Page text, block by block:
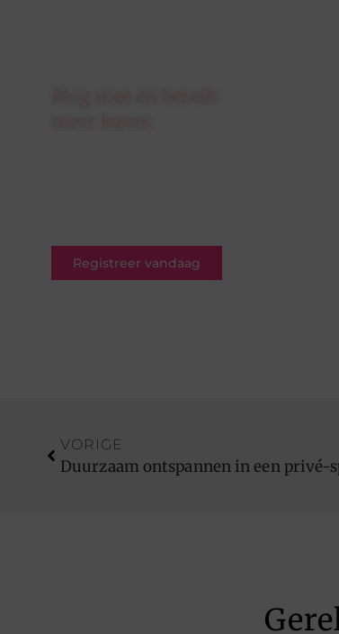
Registreer vandaag
VORIGE
Duurzaam ontspannen in een privé-